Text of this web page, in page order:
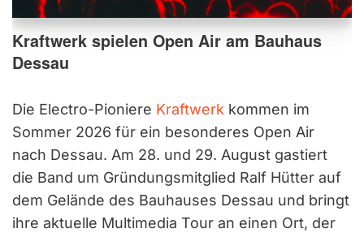
Kraftwerk spielen Open Air am Bauhaus
Dessau
Die Electro-Pioniere Kraftwerk kommen im
Sommer 2026 für ein besonderes Open Air
nach Dessau. Am 28. und 29. August gastiert
die Band um Gründungsmitglied Ralf Hütter auf
dem Gelände des Bauhauses Dessau und bringt
ihre aktuelle Multimedia Tour an einen Ort, der